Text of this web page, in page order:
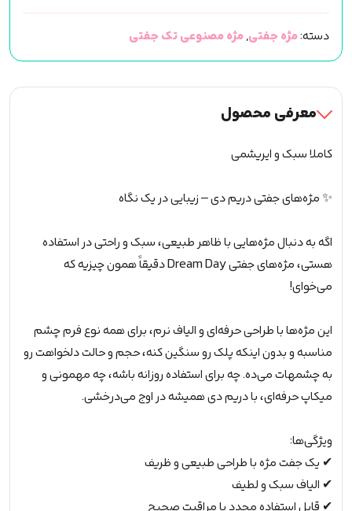
دسته:مژه جفتی,مژه مصنوعی تک جفتی
معرفی محصول
کاملا سبک و ایریشمی
✨ مژه‌های جفتی دریم دی – زیبایی در یک نگاه
اگه به دنبال مژه‌هایی با ظاهر طبیعی، سبک و راحتی در استفاده
هستی، مژه‌های جفتی Dream Day دقیقاً همون چیزیه که
می‌خوای!
این مژه‌ها با طراحی حرفه‌ای و الیاف نرم، برای همه نوع فرم چشم
مناسبه و بدون اینکه پلک رو سنگین کنه، حجم و حالت دلخواهت رو
به چشمهات می‌ده. چه برای استفاده روزانه باشه، چه مهمونی و
میکاپ حرفه‌ای، با دریم دی همیشه در اوج می‌درخشی.
ویژگی‌ها:
✔ یک جفت مژه با طراحی طبیعی و ظریف
✔ الیاف سبک و لطیف